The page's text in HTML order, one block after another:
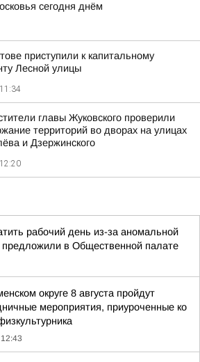
сегодня днём
приступили к капитальному
Лесной улицы
11:34
главы Жуковского проверили
территорий во дворах на улицах
и Дзержинского
12:20
рабочий день из-за аномальной
в Общественной палате
округе 8 августа пройдут
мероприятия, приуроченные ко
12:43